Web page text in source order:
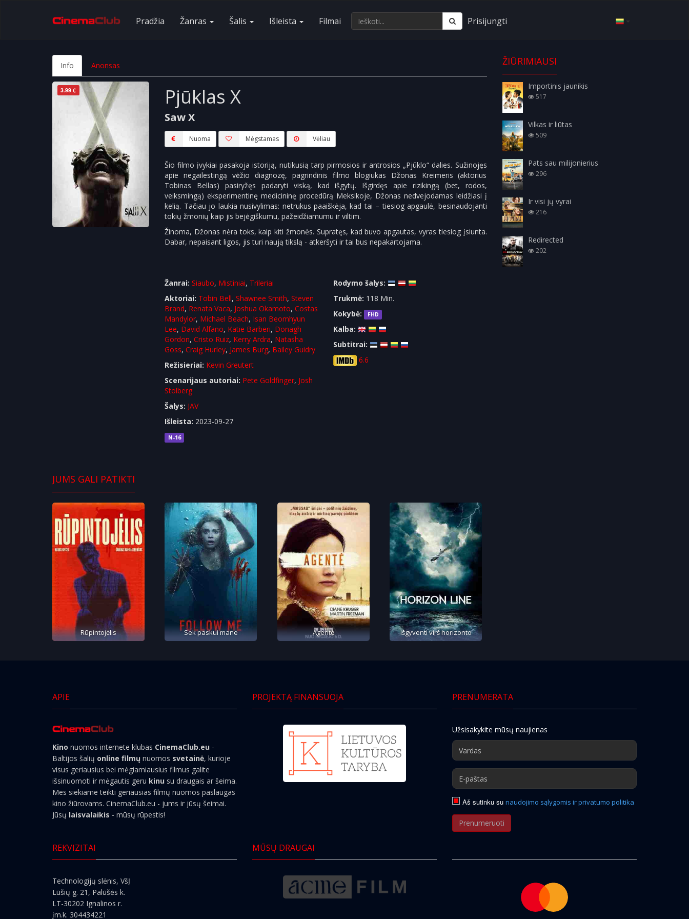
Pradžia Žanras Šalis Išleista Filmai Prisijungti
Info Anonsas
3.99 € Pjūklas X
Saw X
Nuoma Mėgstamas Vėliau
Šio filmo įvykiai pasakoja istoriją, nutikusią tarp pirmosios ir antrosios „Pjūklo“ dalies. Sužinojęs
apie negailestingą vėžio diagnozę, pagrindinis filmo blogiukas Džonas Kreimeris (aktorius
Tobinas Bellas) pasiryžęs padaryti viską, kad išgytų. Išgirdęs apie rizikingą (bet, rodos,
veiksmingą) eksperimentinę medicininę procedūrą Meksikoje, Džonas nedvejodamas leidžiasi į
kelią. Tačiau jo laukia nusivylimas: netrukus paaiškėja, kad tai – tiesiog apgaulė, besinaudojanti
tokių žmonių kaip jis bejėgiškumu, pažeidžiamumu ir viltim.
Žinoma, Džonas nėra toks, kaip kiti žmonės. Supratęs, kad buvo apgautas, vyras tiesiog įsiunta.
Dabar, nepaisant ligos, jis turi naują tikslą - atkeršyti ir tai bus nepakartojama.
Žanrai:Siaubo, Mistiniai, Trileriai
Aktoriai: Tobin Bell,Shawnee Smith,Steven
Brand, Renata Vaca, Joshua Okamoto,Costas
Mandylor, Michael Beach, Isan Beomhyun
Lee, David Alfano, Katie Barberi, Donagh
Gordon,Cristo Ruiz, Kerry Ardra, Natasha
Goss,Craig Hurley, James Burg, Bailey Guidry
Režisieriai: Kevin Greutert
Scenarijaus autoriai: Pete Goldfinger, Josh
Stolberg
Šalys: JAV
Išleista: 2023-09-27
N-16
Rodymo šalys:
Trukmė: 118 Min.
Kokybė:
FHD
Kalba:
Subtitrai:
6.6
JUMS GALI PATIKTI
Rūpintojėlis Sek paskui mane Agentė Išgyventi virš horizonto
ŽIŪRIMIAUSI
Importinis jaunikis
517
Vilkas ir liūtas
509
Pats sau milijonierius
296
Ir visi jų vyrai
216
Redirected
202
APIE
Kino nuomos internete klubas CinemaClub.eu -
Baltijos šalių online filmų nuomos svetainė, kurioje
visus geriausius bei mėgiamiausius filmus galite
išsinuomoti ir mėgautis geru kinu su draugais ar šeima.
Mes siekiame teikti geriausias filmų nuomos paslaugas
kino žiūrovams. CinemaClub.eu - jums ir jūsų šeimai.
Jūsų laisvalaikis - mūsų rūpestis!
PROJEKTĄ FINANSUOJA PRENUMERATA
Užsisakykite mūsų naujienas
Aš sutinku su naudojimo sąlygomis ir privatumo politika
Prenumeruoti
REKVIZITAI
Technologijų slėnis, VšĮ
Lūšių g. 21, Palūšės k.
LT-30202 Ignalinos r.
įm.k. 304434221
MŪSŲ DRAUGAI